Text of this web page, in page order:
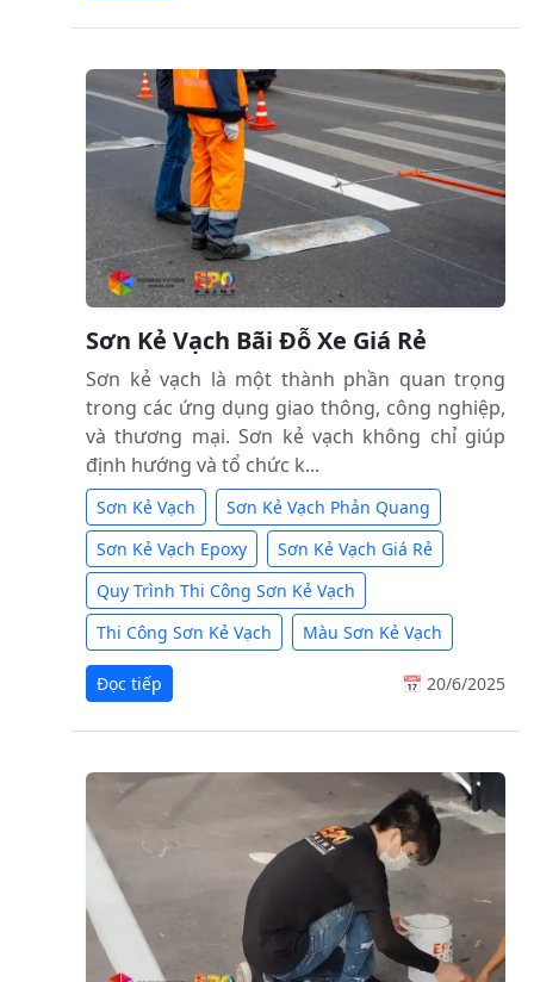
Sơn Kẻ Vạch Bãi Đỗ Xe Giá Rẻ
Sơn kẻ vạch là một thành phần quan trọng
trong các ứng dụng giao thông, công nghiệp,
và thương mại. Sơn kẻ vạch không chỉ giúp
định hướng và tổ chức k...
Sơn Kẻ Vạch
Sơn Kẻ Vạch Phản Quang
Sơn Kẻ Vạch Epoxy
Sơn Kẻ Vạch Giá Rẻ
Quy Trình Thi Công Sơn Kẻ Vạch
Thi Công Sơn Kẻ Vạch
Màu Sơn Kẻ Vạch
Đọc tiếp 📅 20/6/2025